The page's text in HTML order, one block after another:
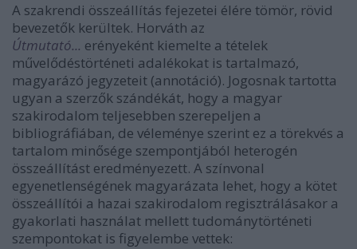
A szakrendi összeállítás fejezetei élére tömör, rövid
bevezetők kerültek. Horváth az
Útmutató... erényeként kiemelte a tételek
művelődéstörténeti adalékokat is tartalmazó,
magyarázó jegyzeteit (annotáció). Jogosnak tartotta
ugyan a szerzők szándékát, hogy a magyar
szakirodalom teljesebben szerepeljen a
bibliográfiában, de véleménye szerint ez a törekvés a
tartalom minősége szempontjából heterogén
összeállítást eredményezett. A színvonal
egyenetlenségének magyarázata lehet, hogy a kötet
összeállítói a hazai szakirodalom regisztrálásakor a
gyakorlati használat mellett tudománytörténeti
szempontokat is figyelembe vettek: